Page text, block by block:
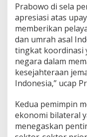
Prabowo di sela
apresiasi atas
memberikan
dan umrah asal
tingkat koordinasi
negara dalam
kesejahteraan
Indonesia,” ucap
Kedua pemimpin
ekonomi bilateral
menegaskan